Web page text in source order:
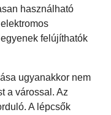
használható
felújíthatók
ugyanakkor nem
a várossal. Az
A lépcsők